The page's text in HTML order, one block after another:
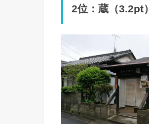
2位：蔵（3.2pt）